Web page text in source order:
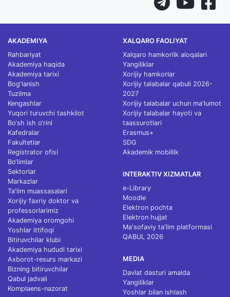
AKADEMIYA
Rahbariyat
Akademiya haqida
Akademiya tarixi
Bog'lanish
Tuzilma
Kengashlar
Yuqori turuvchi tashkilot
Bo‘sh ish o‘rini
Kafedralar
Fakultetlar
Registrator ofisi
Bo‘limlar
Sektorlar
Markazlar
Ta'lim muassasalari
Xorijiy faxriy doktor va
professorlarimiz
Akademiya oromgohi
Yoshlar ittifoqi
Bitiruvchilar klubi
Akademiya hududi tarixi
Axborot-resurs markazi
Bizning bitiruvchilar
Qabul jadvali
Komplaens-nazorat
XALQARO FAOLIYAT
Xalqaro hamkorlik aloqalari
Yangiliklar
Xorijiy hamkorlar
Xorijiy talabalar qabuli 2026-
2027
Xorijiy talabalar uchun ma'lumot
Xorijiy talabalar hayoti va
taassurotlari
Erasmus+
SDG
Akademik mobillik
INTERAKTIV XIZMATLAR
e-Library
Moodle
Elektron pochta
Elektron hujjat
Ma'sofaviy ta'lim platformasi
QABUL 2026
MEDIA
Davlat dasturi amalda
Yangiliklar
Yoshlar bilan ishlash